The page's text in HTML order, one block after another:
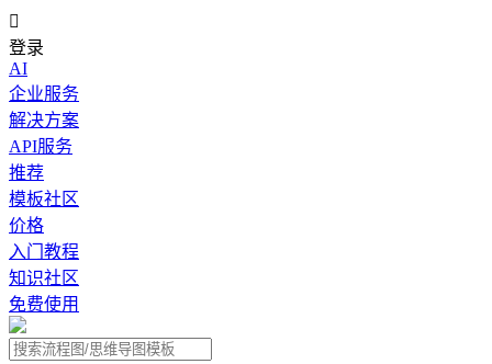

登录
AI
企业服务
解决方案
API服务
推荐
模板社区
价格
入门教程
知识社区
免费使用